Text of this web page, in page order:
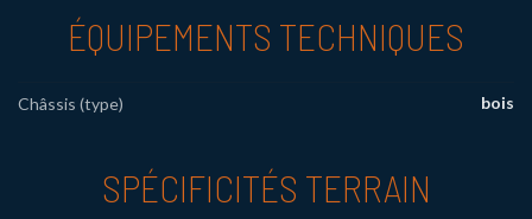
ÉQUIPEMENTS TECHNIQUES
Châssis (type) bois
SPÉCIFICITÉS TERRAIN